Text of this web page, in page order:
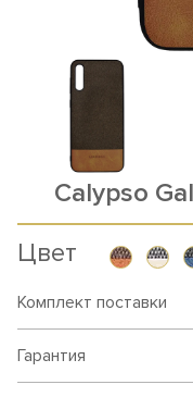
Calypso
Цвет
Комплект поставки
Гарантия